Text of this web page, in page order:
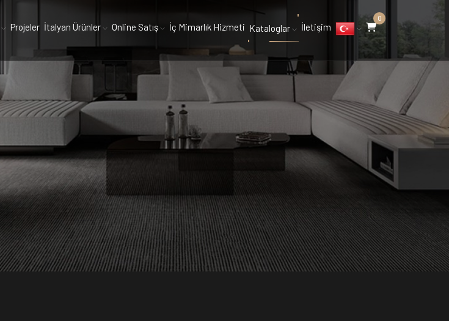
Projeler İtalyan Ürünler Online Satış İç Mimarlık Hizmeti Kataloglar İletişim
0